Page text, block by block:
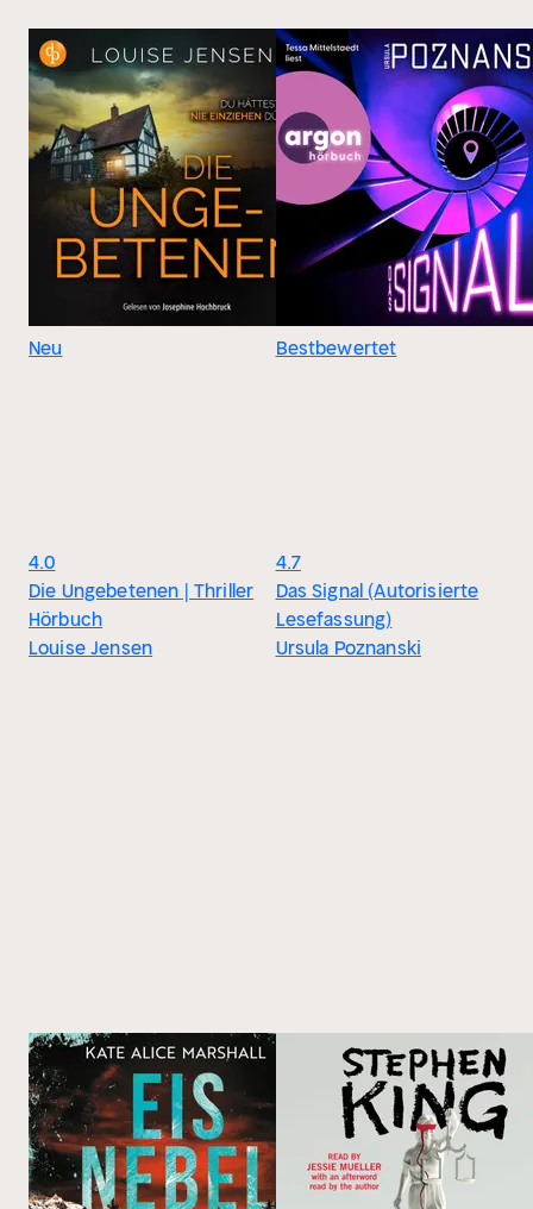
Neu
4.0
Die Ungebetenen | Thriller
Hörbuch
Louise Jensen
Bestbewertet
4.7
Das Signal (Autorisierte
Lesefassung)
Ursula Poznanski